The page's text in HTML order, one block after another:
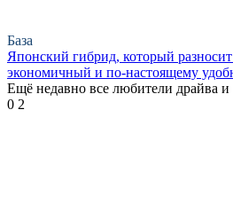
База
Японский гибрид, который
экономичный и по-настоящему
Ещё недавно все любители драйва и
0 2